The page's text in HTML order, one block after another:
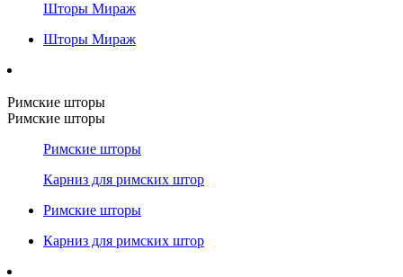
Шторы Мираж
Шторы Мираж
Римские шторы
Римские шторы
Римские шторы
Карниз для римских штор
Римские шторы
Карниз для римских штор